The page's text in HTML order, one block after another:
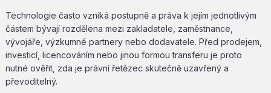
Technologie často vzniká postupně a práva k jejím jednotlivým
částem bývají rozdělena mezi zakladatele, zaměstnance,
vývojáře, výzkumné partnery nebo dodavatele. Před prodejem,
investicí, licencováním nebo jinou formou transferu je proto
nutné ověřit, zda je právní řetězec skutečně uzavřený a
převoditelný.